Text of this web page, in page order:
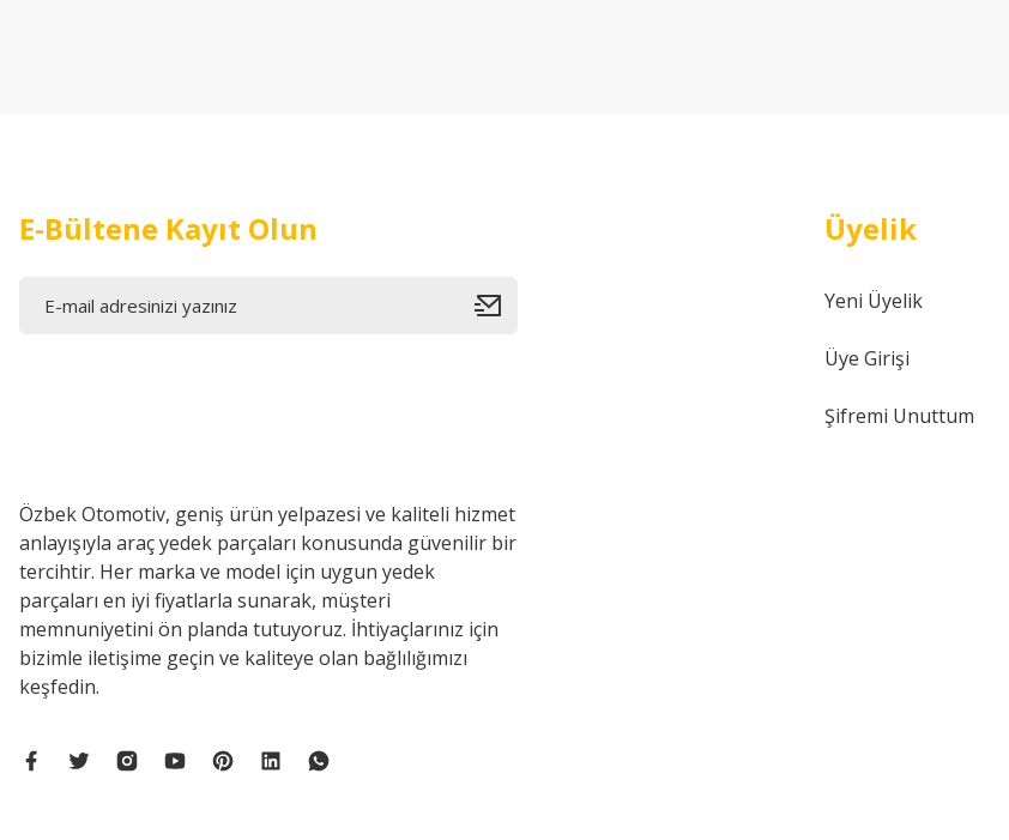
E-Bültene Kayıt Olun
Özbek Otomotiv, geniş ürün yelpazesi ve kaliteli hizmet
anlayışıyla araç yedek parçaları konusunda güvenilir bir
tercihtir. Her marka ve model için uygun yedek
parçaları en iyi fiyatlarla sunarak, müşteri
memnuniyetini ön planda tutuyoruz. İhtiyaçlarınız için
bizimle iletişime geçin ve kaliteye olan bağlılığımızı
keşfedin.
Üyelik
Yeni Üyelik
Üye Girişi
Şifremi Unuttum